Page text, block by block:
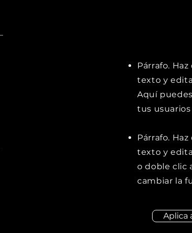
Párrafo.
texto y
Aquí
tus
Párrafo.
texto y
o doble clic
cambiar la
Aplica